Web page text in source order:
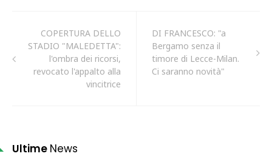
COPERTURA DELLO
STADIO "MALEDETTA":
l'ombra dei ricorsi,
revocato l'appalto alla
vincitrice
DI FRANCESCO: "a
Bergamo senza il
timore di Lecce-Milan.
Ci saranno novità"
Ultime News